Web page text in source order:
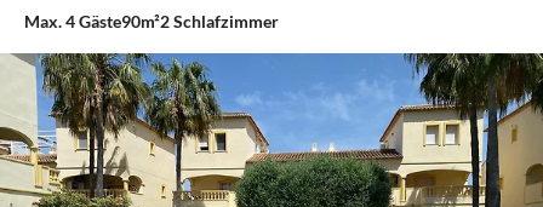
Max.4Gäste90m²2Schlafzimmer